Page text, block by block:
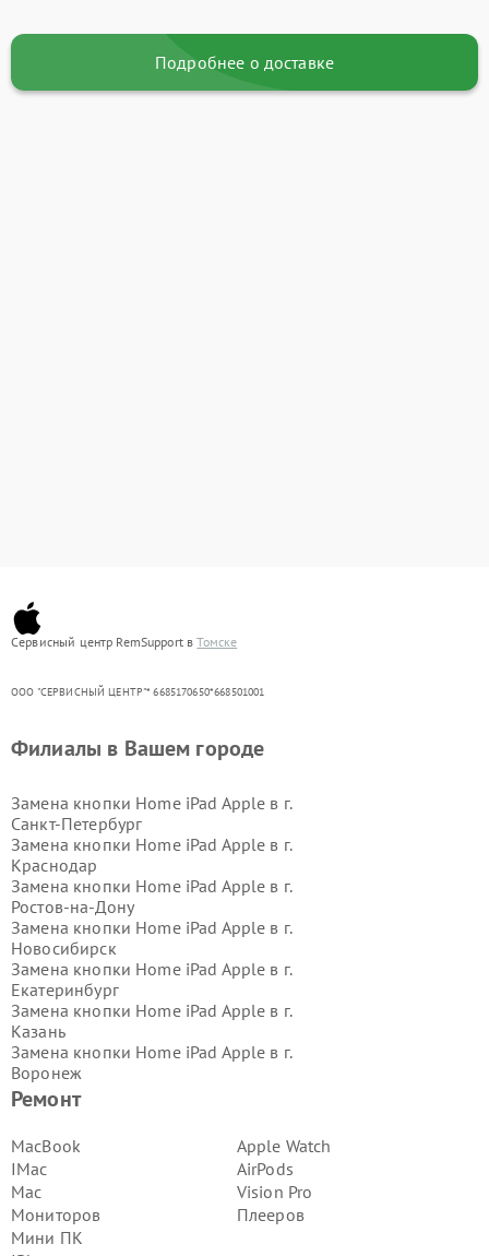
Подробнее о доставке
Сервисный центр RemSupport вТомске
ООО "СЕРВИСНЫЙ ЦЕНТР"* 6685170650*668501001
Ремонт
MacBook
IMac
Mac
Мониторов
Мини ПК
Apple Watch
AirPods
Vision Pro
Плееров
Филиалы в Вашем городе
Замена кнопки Home iPad Apple в г.
Санкт-Петербург
Замена кнопки Home iPad Apple в г.
Краснодар
Замена кнопки Home iPad Apple в г.
Ростов-на-Дону
Замена кнопки Home iPad Apple в г.
Новосибирск
Замена кнопки Home iPad Apple в г.
Екатеринбург
Замена кнопки Home iPad Apple в г.
Казань
Замена кнопки Home iPad Apple в г.
Воронеж
Замена кнопки Home iPad Apple в г.
Замена кнопки Home iPad Apple в г.
Самара
Замена кнопки Home iPad Apple в г.
Пермь
Замена кнопки Home iPad Apple в г.
Красноярск